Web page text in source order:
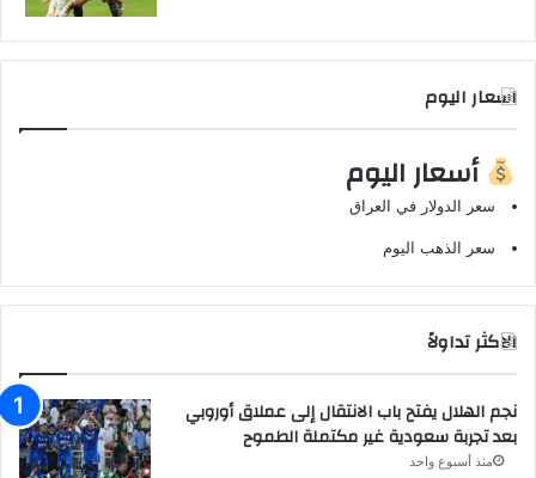
اسعار اليوم
أسعار اليوم
سعر الدولار في العراق
سعر الذهب اليوم
الاكثر تداولاً
نجم الهلال يفتح باب الانتقال إلى عملاق أوروبي
بعد تجربة سعودية غير مكتملة الطموح
منذ أسبوع واحد